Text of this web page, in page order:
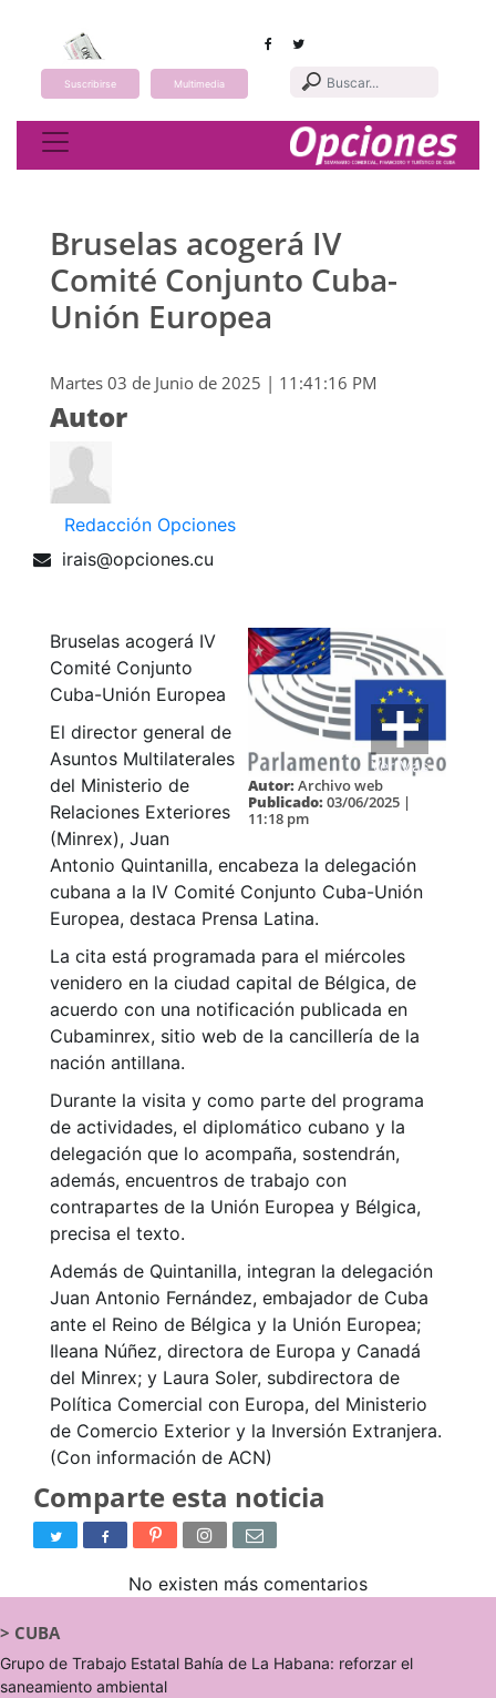
Suscribirse Multimedia
Toggle navigation
Bruselas acogerá IV
Comité Conjunto Cuba-
Unión Europea
Martes 03 de Junio de 2025 | 11:41:16 PM
Autor
Redacción Opciones
irais@opciones.cu
Ver Más
Autor: Archivo web
Publicado: 03/06/2025 |
11:18 pm
Bruselas acogerá IV
Comité Conjunto
Cuba-Unión Europea
El director general de
Asuntos Multilaterales
del Ministerio de
Relaciones Exteriores
(Minrex), Juan
Antonio Quintanilla, encabeza la delegación
cubana a la IV Comité Conjunto Cuba-Unión
Europea, destaca Prensa Latina.
La cita está programada para el miércoles
venidero en la ciudad capital de Bélgica, de
acuerdo con una notificación publicada en
Cubaminrex, sitio web de la cancillería de la
nación antillana.
Durante la visita y como parte del programa
de actividades, el diplomático cubano y la
delegación que lo acompaña, sostendrán,
además, encuentros de trabajo con
contrapartes de la Unión Europea y Bélgica,
precisa el texto.
Además de Quintanilla, integran la delegación
Juan Antonio Fernández, embajador de Cuba
ante el Reino de Bélgica y la Unión Europea;
Ileana Núñez, directora de Europa y Canadá
del Minrex; y Laura Soler, subdirectora de
Política Comercial con Europa, del Ministerio
de Comercio Exterior y la Inversión Extranjera.
(Con información de ACN)
Comparte esta noticia
No existen más comentarios
> CUBA
Grupo de Trabajo Estatal Bahía de La Habana: reforzar el
saneamiento ambiental